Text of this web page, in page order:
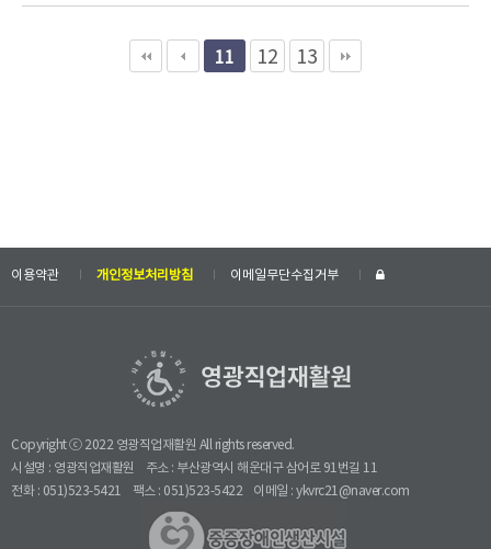
11 12 13
이용약관 개인정보처리방침 이메일무단수집거부
Copyright ⓒ 2022 영광직업재활원 All rights reserved.
시설명 : 영광직업재활원
주소 : 부산광역시 해운대구 삼어로 91번길 11
전화 : 051)523-5421
팩스 : 051)523-5422 이메일 : ykvrc21@naver.com